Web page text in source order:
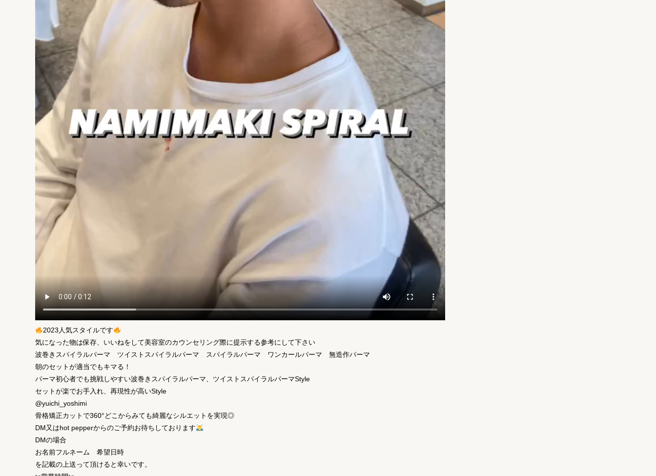
2023人気スタイルです
気になった物は保存、いいねをして美容室のカウンセリング際に提示する参考にして下さい
波巻きスパイラルパーマ ツイストスパイラルパーマ スパイラルパーマ ワンカールパーマ 無造作パーマ
朝のセットが適当でもキマる！
パーマ初心者でも挑戦しやすい波巻きスパイラルパーマ、ツイストスパイラルパーマStyle
セットが楽でお手入れ、再現性が高いStyle
@yuichi_yoshimi
骨格矯正カットで360°どこからみても綺麗なシルエットを実現◎
DM又はhot pepperからのご予約お待ちしております
DMの場合
お名前フルネーム 希望日時
を記載の上送って頂けると幸いです。